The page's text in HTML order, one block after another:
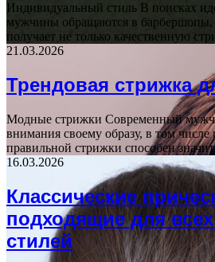
Индивидуальный стиль В поисках
мужчины обращаются в барбершопы,
получает не только качественную
21.03.2026
Трендовая стрижка
Модные стрижки Современный
внимания своему образу, в том
правильной стрижки способен
16.03.2026
Классические
подходящие для
стилей